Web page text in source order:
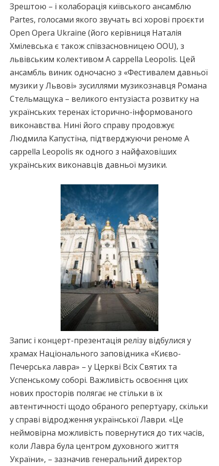
Зрештою – і колаборація київського ансамблю
Partes, голосами якого звучать всі хорові проєкти
Оpen Opera Ukraine (його керівниця Наталія
Хмілевська є також співзасновницею ООU), з
львівським колективом A cappella Leopolis. Цей
ансамбль виник одночасно з «Фестивалем давньої
музики у Львові» зусиллями музикознавця Романа
Стельмащука – великого ентузіаста розвитку на
українських теренах історично-інформованого
виконавства. Нині його справу продовжує
Людмила Капустіна, підтверджуючи реноме A
cappella Leopolis як одного з найфаховіших
українських виконавців давньої музики.
Запис і концерт-презентація релізу відбулися у
храмах Національного заповідника «Києво-
Печерська лавра» – у Церкві Всіх Святих та
Успенському соборі. Важливість освоєння цих
нових просторів полягає не стільки в їх
автентичності щодо обраного репертуару, скільки
у справі відродження української Лаври. «Це
неймовірна можливість повернутися до тих часів,
коли Лавра була центром духовного життя
України», – зазначив генеральний директор